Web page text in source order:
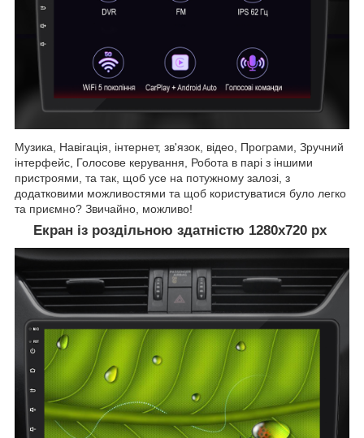
Музика, Навігація, інтернет, зв'язок, відео, Програми, Зручний
інтерфейс, Голосове керування, Робота в парі з іншими
пристроями, та так, щоб усе на потужному залозі, з
додатковими можливостями та щоб користуватися було легко
та приємно? Звичайно, можливо!
Екран із роздільною здатністю 1280х720 рх